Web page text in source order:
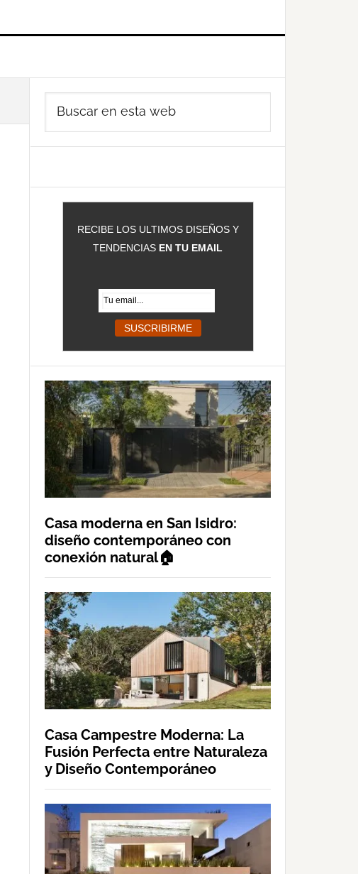
Barra
lateral
principal
RECIBE LOS ULTIMOS DISEÑOS Y
TENDENCIAS EN TU EMAIL
Casa moderna en San Isidro:
diseño contemporáneo con
conexión natural🏠
Casa Campestre Moderna: La
Fusión Perfecta entre Naturaleza
y Diseño Contemporáneo